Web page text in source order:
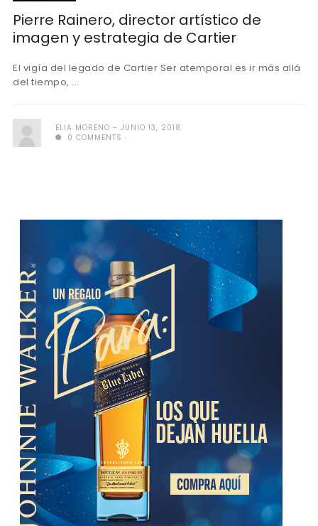
Pierre Rainero, director artístico de
imagen y estrategia de Cartier
El vigía del legado de Cartier Ser atemporal es ir más allá
del tiempo, ...
ELIA MORENO
JUNIO 13, 2018
0 COMMENTS